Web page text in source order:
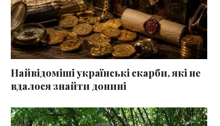
Найвідоміші українські скарби, які не
вдалося знайти донині